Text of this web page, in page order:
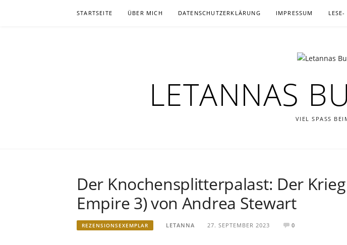
STARTSEITE ÜBER MICH DATENSCHUTZERKLÄRUNG IMPRESSUM
LETANNAS
VIEL SPASS
Der Knochensplitterpalast: Der
Empire 3) von Andrea Stewart
REZENSIONSEXEMPLAR LETANNA 27. SEPTEMBER 2023 0